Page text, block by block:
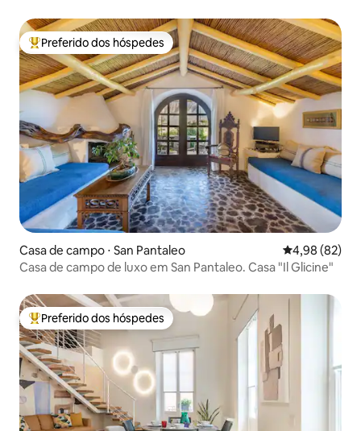
Entre os melhores preferidos dos hóspedes
Preferido dos hóspedes
Casa de campo ⋅ San Pantaleo 4,98 de uma
4,98 (82)
Casa de campo de luxo em San Pantaleo. Casa "Il Glicine"
Entre os melhores preferidos dos hóspedes
Preferido dos hóspedes